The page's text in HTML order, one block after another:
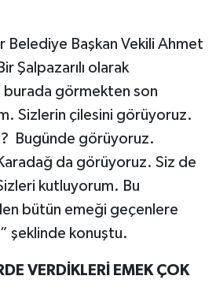
Belediye Başkan Vekili Ahmet
Şalpazarılı olarak
görmekten son
Sizlerin çilesini görüyoruz.
Bugünde görüyoruz.
da görüyoruz. Siz de
kutluyorum. Bu
bütün emeği geçenlere
şeklinde konuştu.
VERDİKLERİ EMEK ÇOK